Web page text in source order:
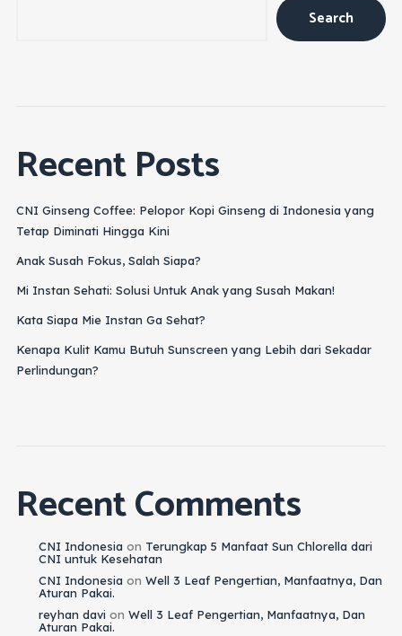
Search
Recent Posts
CNI Ginseng Coffee: Pelopor Kopi Ginseng di Indonesia yang
Tetap Diminati Hingga Kini
Anak Susah Fokus, Salah Siapa?
Mi Instan Sehati: Solusi Untuk Anak yang Susah Makan!
Kata Siapa Mie Instan Ga Sehat?
Kenapa Kulit Kamu Butuh Sunscreen yang Lebih dari Sekadar
Perlindungan?
Recent Comments
CNI Indonesia on Terungkap 5 Manfaat Sun Chlorella dari
CNI untuk Kesehatan
CNI Indonesia on Well 3 Leaf Pengertian, Manfaatnya, Dan
Aturan Pakai.
reyhan davi on Well 3 Leaf Pengertian, Manfaatnya, Dan
Aturan Pakai.